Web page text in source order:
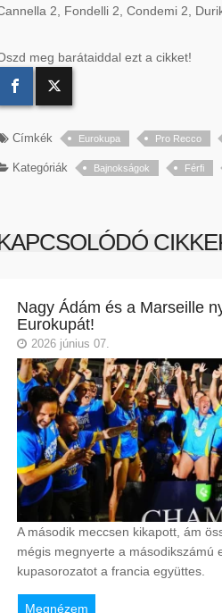
2, Fondelli 2, Condemi 2,
meg barátaiddal ezt a cikket!
Címkék Eurokupa Pro Recco
Kategóriák Bajnokságok Férfi
Nagy Ádám és a Marseille
Eurokupát!
2026 június 07.
A második meccsen kikapott, ám
mégis megnyerte a másodikszámú
kupasorozatot a francia együttes.
Megnézem